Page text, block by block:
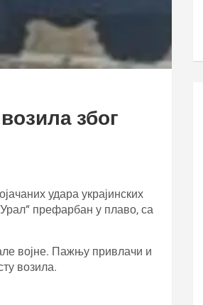
због
удара украјинских
префарбан у плаво, са
војне. Пажњу привлачи и
возила.